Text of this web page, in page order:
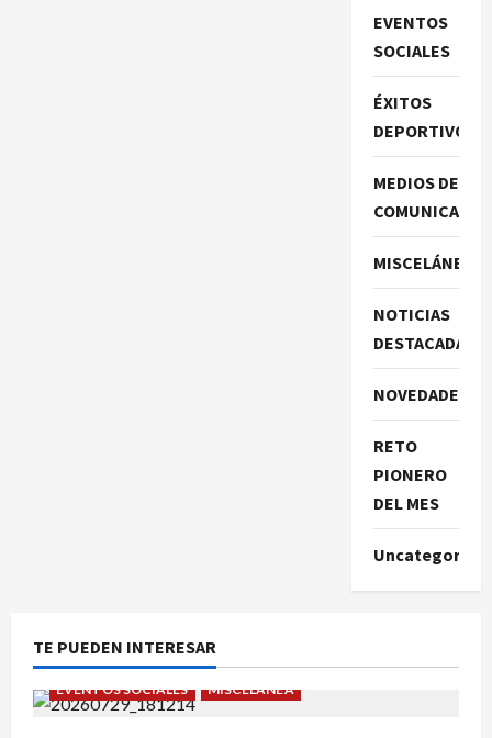
EVENTOS
SOCIALES
ÉXITOS
DEPORTIVOS
MEDIOS DE
MISCELÁNEA
NOTICIAS
DESTACADAS
NOVEDADES
RETO
PIONERO
DEL MES
Uncategorized
TE PUEDEN INTERESAR
EVENTOS SOCIALES MISCELÁNEA